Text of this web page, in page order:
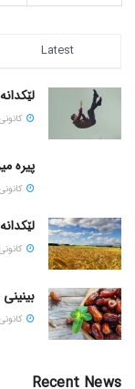
Latest
كانونی
پیره
كانونی
كانونی
كانونی
Recent News